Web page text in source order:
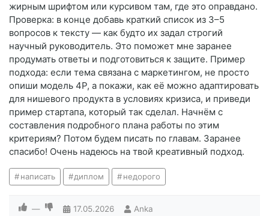
жирным шрифтом или курсивом там, где это оправдано.
Проверка: в конце добавь краткий список из 3–5
вопросов к тексту — как будто их задал строгий
научный руководитель. Это поможет мне заранее
продумать ответы и подготовиться к защите. Пример
подхода: если тема связана с маркетингом, не просто
опиши модель 4P, а покажи, как её можно адаптировать
для нишевого продукта в условиях кризиса, и приведи
пример стартапа, который так сделал. Начнём с
составления подробного плана работы по этим
критериям? Потом будем писать по главам. Заранее
спасибо! Очень надеюсь на твой креативный подход.
написать диплом недорого
— 17.05.2026 Anka